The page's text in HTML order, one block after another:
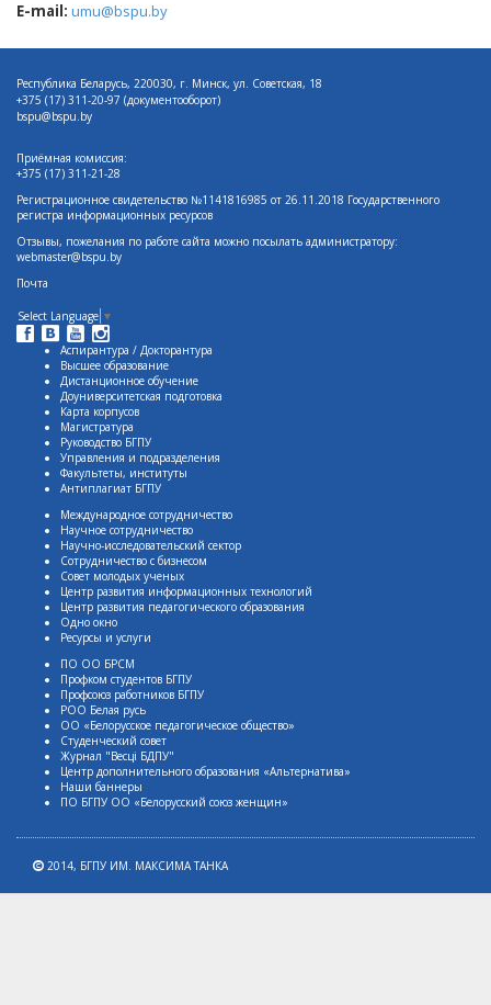
E-mail: umu@bspu.by
Республика Беларусь, 220030, г. Минск, ул. Советская, 18
+375 (17) 311-20-97 (документооборот)
bspu@bspu.by
Приёмная комиссия:
+375 (17) 311-21-28
Регистрационное свидетельство №1141816985 от 26.11.2018 Государственного
регистра информационных ресурсов
Отзывы, пожелания по работе сайта можно посылать администратору:
webmaster@bspu.by
Почта
Select Language ▼
Аспирантура / Докторантура
Высшее образование
Дистанционное обучение
Доуниверситетская подготовка
Карта корпусов
Магистратура
Руководство БГПУ
Управления и подразделения
Факультеты, институты
Антиплагиат БГПУ
Международное сотрудничество
Научное сотрудничество
Научно-исследовательский сектор
Сотрудничество с бизнесом
Совет молодых ученых
Центр развития информационных технологий
Центр развития педагогического образования
Одно окно
Ресурсы и услуги
ПО ОО БРСМ
Профком студентов БГПУ
Профсоюз работников БГПУ
РОО Белая русь
ОО «Белорусское педагогическое общество»
Студенческий совет
Журнал "Весцi БДПУ"
Центр дополнительного образования «Альтернатива»
Наши баннеры
ПО БГПУ ОО «Белорусский союз женщин»
2014, БГПУ ИМ. МАКСИМА ТАНКА